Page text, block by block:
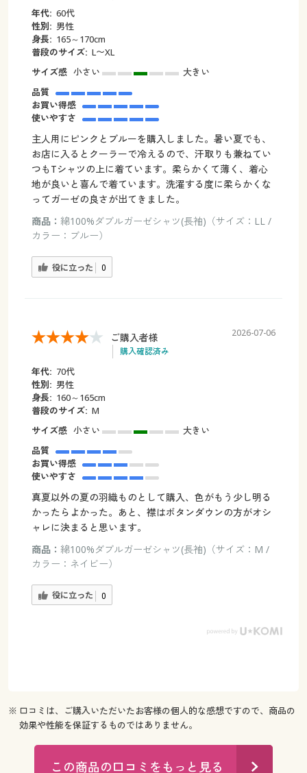
年代: 60代
性別: 男性
身長: 165～170cm
普段のサイズ: L〜XL
サイズ感 小さい
大きい
品質
お買い得感
使いやすさ
主人用にピンクとブルーを購入しました。暑い夏でも、
お店に入るとクーラーで冷えるので、汗取りも兼ねてい
つもTシャツの上に着ています。柔らかくて薄く、着心
地が良いと喜んで着ています。洗濯する度に柔らかくな
ってガーゼの良さが出てきました。
商品： 綿100%ダブルガーゼシャツ(長袖)（サイズ：LL /
カラー：ブルー）
役に立った 0
ご購入者様
購入確認済み
2026-07-06
年代: 70代
性別: 男性
身長: 160～165cm
普段のサイズ: М
サイズ感 小さい
大きい
品質
お買い得感
使いやすさ
真夏以外の夏の羽織ものとして購入、色がもう少し明る
かったらよかった。あと、襟はボタンダウンの方がオシ
ャレに決まると思います。
商品： 綿100%ダブルガーゼシャツ(長袖)（サイズ：M /
カラー：ネイビー）
役に立った 0
※ 口コミは、ご購入いただいたお客様の個人的な感想ですので、商品の
効果や性能を保証するものではありません。
この商品の口コミをもっと見る